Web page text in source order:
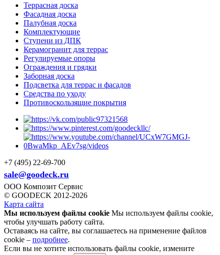
Террасная доска
Фасадная доска
Палубная доска
Комплектующие
Ступени из ДПК
Керамогранит для террас
Регулируемые опоры
Ограждения и грядки
Заборная доска
Подсветка для террас и фасадов
Средства по уходу
Противоскользящие покрытия
+7 (495) 22-69-700
sale@goodeck.ru
ООО Композит Сервис
© GOODECK 2012-2026
Карта сайта
Мы используем файлы cookie Мы используем файлы cookie,
чтобы улучшать работу сайта.
Оставаясь на сайте, вы соглашаетесь на применение файлов
cookie – подробнее.
Если вы не хотите использовать файлы cookie, измените